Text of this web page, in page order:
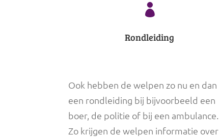

Rondleiding
Ook hebben de welpen zo nu en dan
een rondleiding bij bijvoorbeeld een
boer, de politie of bij een ambulance.
Zo krijgen de welpen informatie over